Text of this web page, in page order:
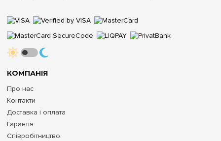
КОМПАНІЯ
Про нас
Контакти
Доставка і оплата
Гарантія
Співробітництво